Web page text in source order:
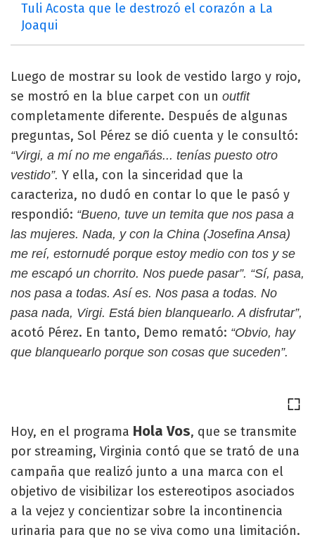
Tuli Acosta que le destrozó el corazón a La
Joaqui
Luego de mostrar su look de vestido largo y rojo,
se mostró en la blue carpet con un outfit
completamente diferente. Después de algunas
preguntas, Sol Pérez se dió cuenta y le consultó:
“Virgi, a mí no me engañás... tenías puesto otro
vestido”. Y ella, con la sinceridad que la
caracteriza, no dudó en contar lo que le pasó y
respondió: “Bueno, tuve un temita que nos pasa a
las mujeres. Nada, y con la China (Josefina Ansa)
me reí, estornudé porque estoy medio con tos y se
me escapó un chorrito. Nos puede pasar”. “Sí, pasa,
nos pasa a todas. Así es. Nos pasa a todas. No
pasa nada, Virgi. Está bien blanquearlo. A disfrutar”,
acotó Pérez. En tanto, Demo remató: “Obvio, hay
que blanquearlo porque son cosas que suceden”.
Hoy, en el programa Hola Vos, que se transmite
por streaming, Virginia contó que se trató de una
campaña que realizó junto a una marca con el
objetivo de visibilizar los estereotipos asociados
a la vejez y concientizar sobre la incontinencia
urinaria para que no se viva como una limitación.